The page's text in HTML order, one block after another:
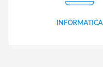
INFORMATICA